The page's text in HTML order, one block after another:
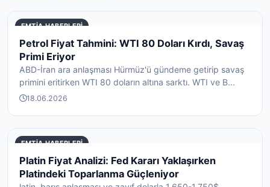
EMTIA HABERLERI
Petrol Fiyat Tahmini: WTI 80 Doları Kırdı, Savaş
Primi Eriyor
ABD-İran ara anlaşması Hürmüz'ü gündeme getirip savaş
primini eritirken WTI 80 doların altına sarktı. WTI ve B...
18.06.2026
EMTIA HABERLERI
Platin Fiyat Analizi: Fed Kararı Yaklaşırken
Platindeki Toparlanma Güçleniyor